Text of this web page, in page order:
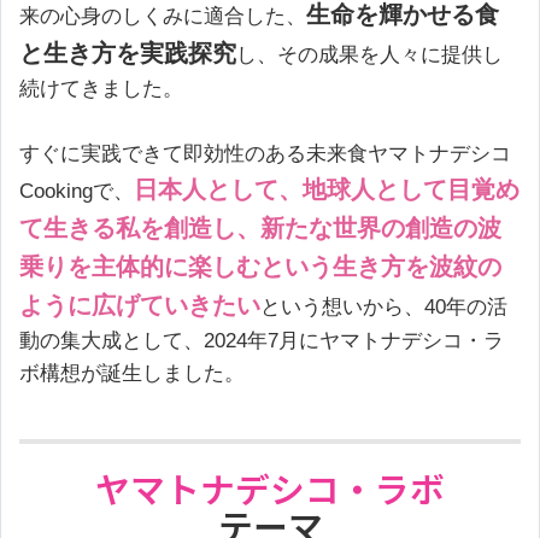
来の心身のしくみに適合した、 生命を輝かせる食
と生き方を実践探究し、その成果を人々に提供し
続けてきました。
すぐに実践できて即効性のある未来食ヤマトナデシコ
Cookingで、
日本人として、地球人として目覚め
て生きる私を創造し、新たな世界の創造の波
乗りを主体的に楽しむという生き方を波紋の
ように広げていきたいという想いから、40年の活
動の集大成として、2024年7月にヤマトナデシコ・ラ
ボ構想が誕生しました。
ヤマトナデシコ・ラボ
テーマ